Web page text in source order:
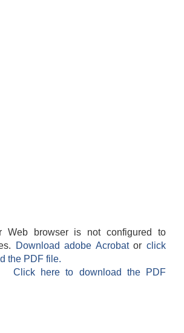
Web browser is not configured to
Download adobe Acrobatorclick
the PDF file.
Click here to download the PDF